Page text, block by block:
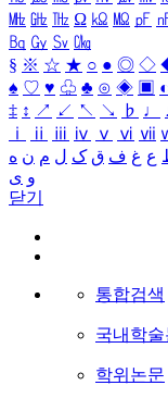
㎒ ㎓ ㎔ Ω ㏀ ㏁ ㎊
㏃ ㏉ ㏜ ㏆
§ ※ ☆ ★ ○ ● ◎ ◇
♠ ♡ ♥ ♧ ♣ ⊙ ◈ ▣ ◐
‡ ↕ ↗ ↙ ↖ ↘ ♭ ♩
ⅰ
ⅱ ⅲ ⅳ ⅴ ⅵ ⅶ
ع غ ف ق ک ل م ن ه
و ی
닫기
통합검색
국내학술
학위논문